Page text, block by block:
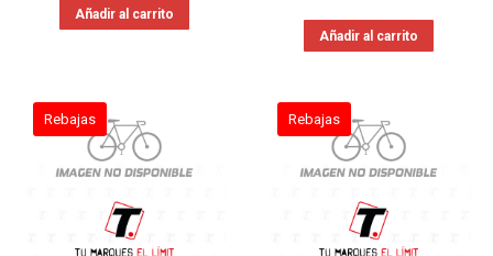
Añadir al carrito
Añadir al carrito
Rebajas Rebajas